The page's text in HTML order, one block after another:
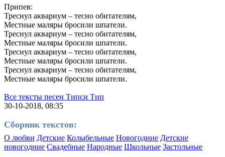
Припев:
Треснул аквариум – тесно обитателям,
Местные маляры бросили шпатели.
Треснул аквариум – тесно обитателям,
Местные маляры бросили шпатели.
Треснул аквариум – тесно обитателям,
Местные маляры бросили шпатели.
Треснул аквариум – тесно обитателям,
Местные маляры бросили шпатели.
Все тексты песен Типси Тип
30-10-2018, 08:35
Сборник текстов:
О любви Детские Колыбельные Новогодние Детские
новогодние Свадебные Народные Школьные Застольные